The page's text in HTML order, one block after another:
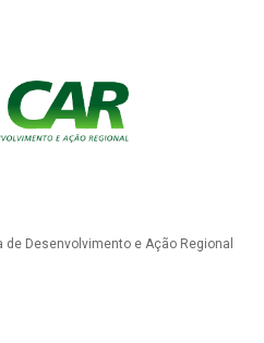
de Desenvolvimento e Ação Regional